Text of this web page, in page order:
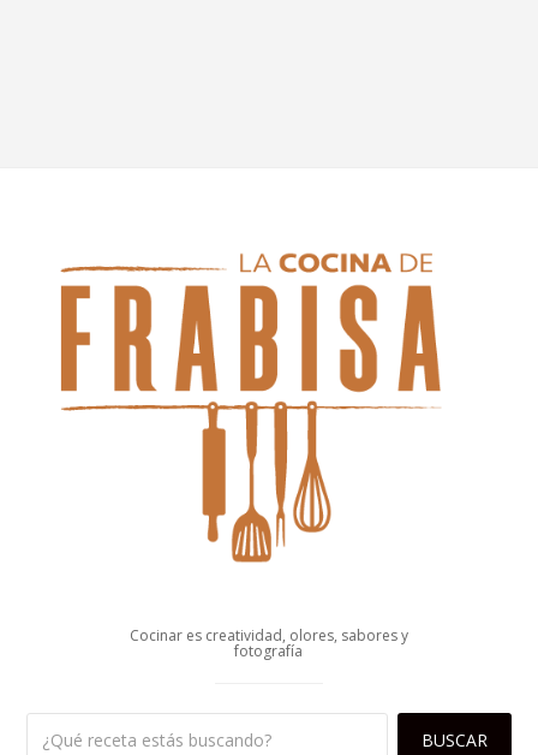
Cocinar es creatividad, olores, sabores y
fotografía